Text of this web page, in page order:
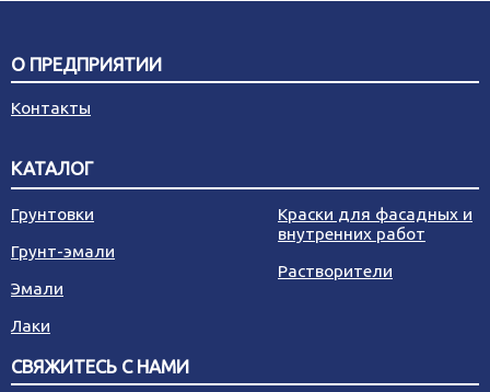
О ПРЕДПРИЯТИИ
Контакты
КАТАЛОГ
Грунтовки
Грунт-эмали
Эмали
Лаки
Краски для фасадных и
внутренних работ
Растворители
СВЯЖИТЕСЬ С НАМИ